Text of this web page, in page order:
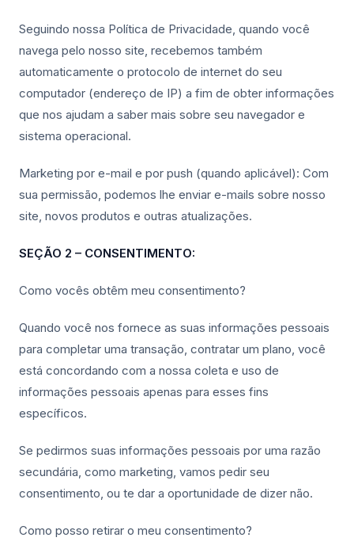
Seguindo nossa Política de Privacidade, quando você
navega pelo nosso site, recebemos também
automaticamente o protocolo de internet do seu
computador (endereço de IP) a fim de obter informações
que nos ajudam a saber mais sobre seu navegador e
sistema operacional.
Marketing por e-mail e por push (quando aplicável): Com
sua permissão, podemos lhe enviar e-mails sobre nosso
site, novos produtos e outras atualizações.
SEÇÃO 2 – CONSENTIMENTO:
Como vocês obtêm meu consentimento?
Quando você nos fornece as suas informações pessoais
para completar uma transação, contratar um plano, você
está concordando com a nossa coleta e uso de
informações pessoais apenas para esses fins
específicos.
Se pedirmos suas informações pessoais por uma razão
secundária, como marketing, vamos pedir seu
consentimento, ou te dar a oportunidade de dizer não.
Como posso retirar o meu consentimento?